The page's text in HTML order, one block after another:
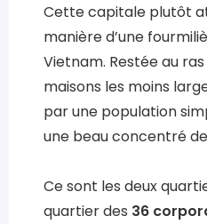
Cette capitale plutôt
manière d’une
Vietnam. Restée au
maisons les moins
par une population
une beau concentré
Ce sont les deux
quartier des 36